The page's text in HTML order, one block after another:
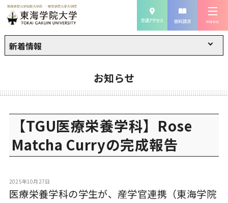
新着情報
お知らせ
【TGU医療栄養学科】Rose
Matcha Curryの完成報告
2025年10月27日
医療栄養学科の学生が、産学官連携（東海学院